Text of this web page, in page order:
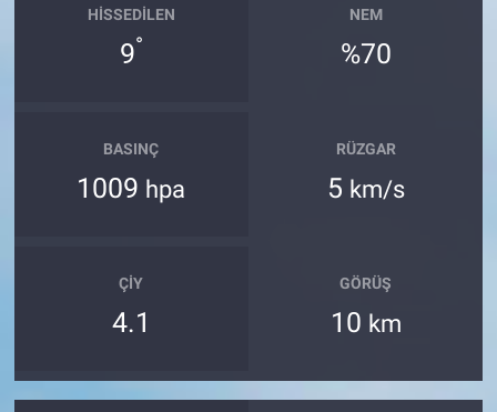
HISSEDILEN
9°
NEM
%70
BASINÇ
1009 hpa
RÜZGAR
5 km/s
ÇIY
4.1
GÖRÜŞ
10 km